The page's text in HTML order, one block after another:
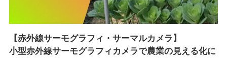
【赤外線サーモグラフィ・サーマルカメラ】
小型赤外線サーモグラフィカメラで農業の見える化に